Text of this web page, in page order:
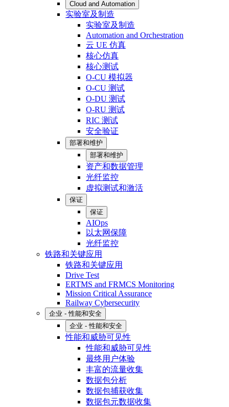
Cloud and Automation
实验室及制造
实验室及制造
Automation and Orchestration
云 UE 仿真
核心仿真
核心测试
O-CU 模拟器
O-CU 测试
O-DU 测试
O-RU 测试
RIC 测试
安全验证
部署和维护
部署和维护
资产和数据管理
光纤监控
虚拟测试和激活
保证
保证
AIOps
以太网保障
光纤监控
铁路和关键应用
铁路和关键应用
Drive Test
ERTMS and FRMCS Monitoring
Mission Critical Assurance
Railway Cybersecurity
企业 - 性能和安全
企业 - 性能和安全
性能和威胁可见性
性能和威胁可见性
最终用户体验
丰富的流量收集
数据包分析
数据包捕获收集
数据包元数据收集